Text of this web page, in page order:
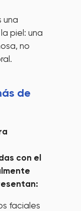
una
piel: una
no
con el
faciales
de